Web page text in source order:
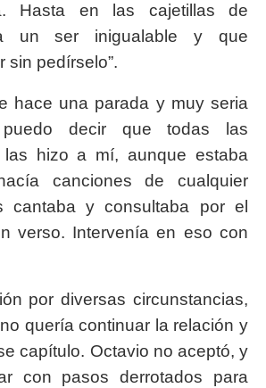
Hasta en las cajetillas de
un ser inigualable y que
sin pedírselo”.
hace una parada y muy seria
puedo decir que todas las
las hizo a mí, aunque estaba
canciones de cualquier
cantaba y consultaba por el
verso. Intervenía en eso con
por diversas circunstancias,
quería continuar la relación y
capítulo. Octavio no aceptó, y
con pasos derrotados para